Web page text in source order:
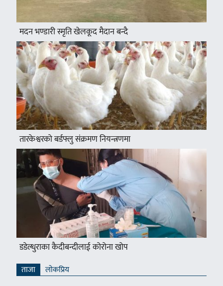
मदन भण्डारी स्मृति खेलकूद मैदान बन्दै
तारकेश्वरको बर्डफ्लु संक्रमण नियन्त्रणमा
डडेल्धुराका कैदीबन्दीलाई कोरोना खोप
ताजा लाेकप्रिय